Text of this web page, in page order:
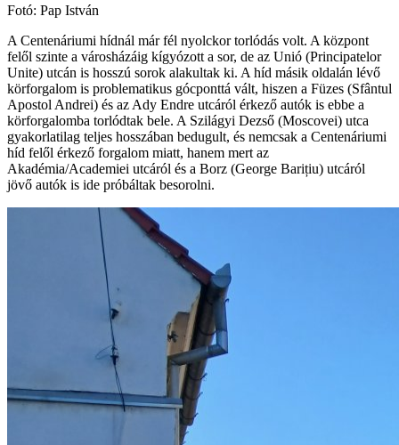
Fotó: Pap István
A Centenáriumi hídnál már fél nyolckor torlódás volt. A központ
felől szinte a városházáig kígyózott a sor, de az Unió (Principatelor
Unite) utcán is hosszú sorok alakultak ki. A híd másik oldalán lévő
körforgalom is problematikus gócponttá vált, hiszen a Füzes (Sfântul
Apostol Andrei) és az Ady Endre utcáról érkező autók is ebbe a
körforgalomba torlódtak bele. A Szilágyi Dezső (Moscovei) utca
gyakorlatilag teljes hosszában bedugult, és nemcsak a Centenáriumi
híd felől érkező forgalom miatt, hanem mert az
Akadémia/Academiei utcáról és a Borz (George Barițiu) utcáról
jövő autók is ide próbáltak besorolni.